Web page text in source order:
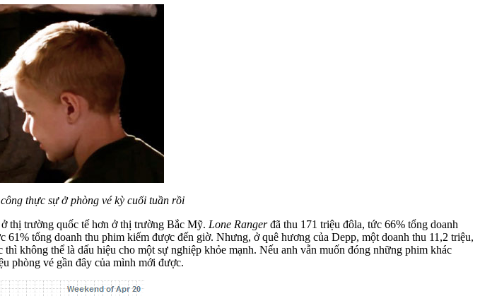
công thực sự ở phòng vé kỳ cuối tuần rồi
thị trường quốc tế hơn ở thị trường Bắc Mỹ. Lone Rangerđã thu 171 triệu đôla, tức 66% tổng doanh
tổng doanh thu phim kiếm được đến giờ. Nhưng, ở quê hương của Depp, một doanh thu 11,2 triệu,
không thể là dấu hiệu cho một sự nghiệp khỏe mạnh. Nếu anh vẫn muốn đóng những phim khác
phòng vé gần đây của mình mới được.